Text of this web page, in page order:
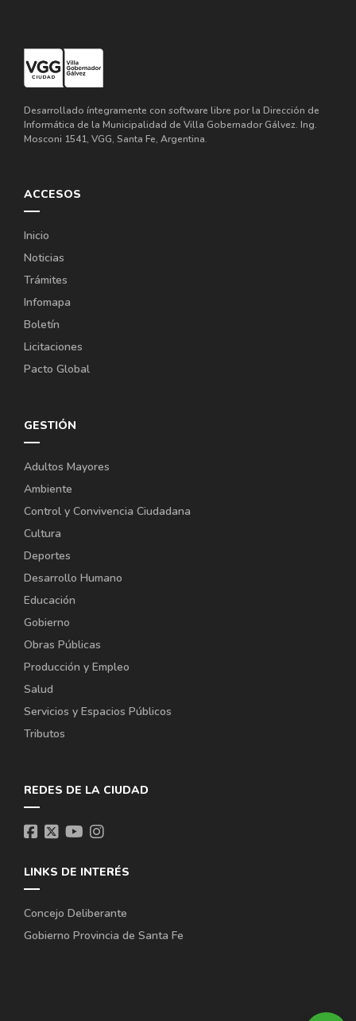
Desarrollado íntegramente con software libre por la Dirección de
Informática de la Municipalidad de Villa Gobernador Gálvez. Ing.
Mosconi 1541, VGG, Santa Fe, Argentina.
ACCESOS
Inicio
Noticias
Trámites
Infomapa
Boletín
Licitaciones
Pacto Global
GESTIÓN
Adultos Mayores
Ambiente
Control y Convivencia Ciudadana
Cultura
Deportes
Desarrollo Humano
Educación
Gobierno
Obras Públicas
Producción y Empleo
Salud
Servicios y Espacios Públicos
Tributos
REDES DE LA CIUDAD
LINKS DE INTERÉS
Concejo Deliberante
Gobierno Provincia de Santa Fe